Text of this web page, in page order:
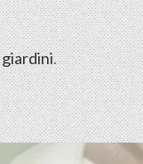
giardini.